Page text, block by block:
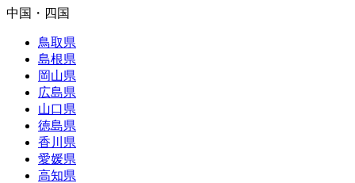
中国・四国
鳥取県
島根県
岡山県
広島県
山口県
徳島県
香川県
愛媛県
高知県